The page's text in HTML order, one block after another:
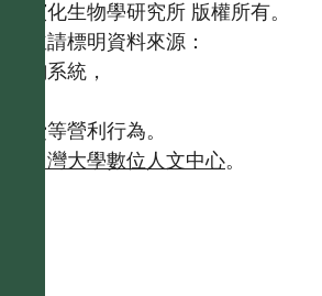
與演化生物學研究所 版權所有。
，並請標明資料來源：
查詢系統，
詢費等營利行為。
台灣大學數位人文中心。